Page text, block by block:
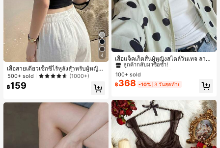
4
เสื้อสายเดี่ยวเซ็กซี่ไร้หลังสำหรับผู้หญิง
พร้อมบราแบบมีฟองน้ำ, เสื้อกล้ามแขน
กุด, เสื้อลำลองสีดำสำหรับฤดูร้อน
500+ sold (1000+)
฿159
เสื้อแจ็คเก็ตสั้นผู้หญิงสไตล์วินเทจ ลายจุ
ดขนาดใหญ่ คอตั้ง เอวเข้ารูป แขนพอง
ทรงหลวม แฟชั่นอเนกประสงค์ สำหรับใ
ส่ประจำวันและไปเที่ยวพักผ่อน
#1 ขายดี
ใน กระเป๋า เสื้อคลุมลำลอง
ลูกค้ากลับมาซื้อซ้ำ!
#1 ขายดี ใน กระเป๋า เสื้อคลุมลำลอง
ลูกค้ากลับมาซื้อซ้ำ!
#1 ขายดี ใน กระเป๋า เสื้อคลุมลำลอง
ลูกค้ากลับมาซื้อซ้ำ!
#1 ขายดี ใน กระเป๋า เสื้อคลุมลำลอง
100+ sold
฿368 -10% 3 วันสุดท้าย